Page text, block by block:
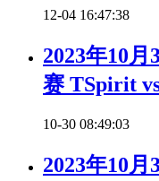
12-04 16:47:38
2023年10
赛 TSpirit
10-30 08:49:03
2023年10